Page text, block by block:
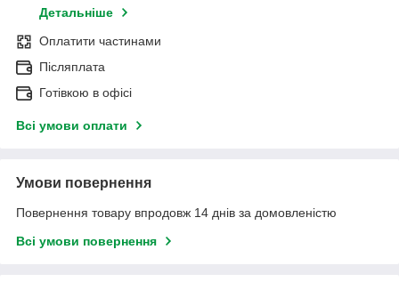
Детальніше
Оплатити частинами
Післяплата
Готівкою в офісі
Всі умови оплати
Умови повернення
Повернення товару впродовж 14 днів за домовленістю
Всі умови повернення